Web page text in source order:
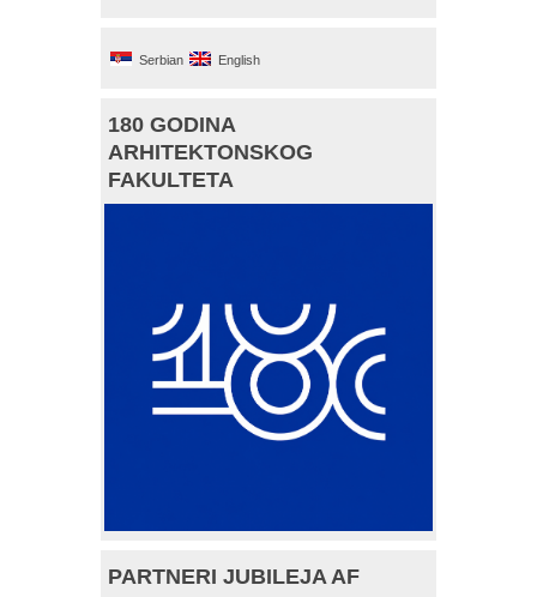
Serbian English
180 GODINA
ARHITEKTONSKOG
FAKULTETA
PARTNERI JUBILEJA AF